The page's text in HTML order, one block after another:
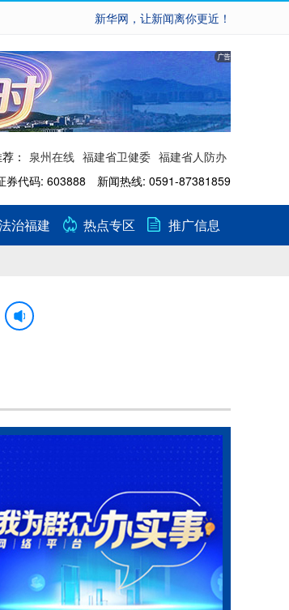
新华网，让新闻离你更近！
： 泉州在线 福建省卫健委 福建省人防办
券代码: 603888 新闻热线: 0591-87381859
治福建 热点专区
推广信息